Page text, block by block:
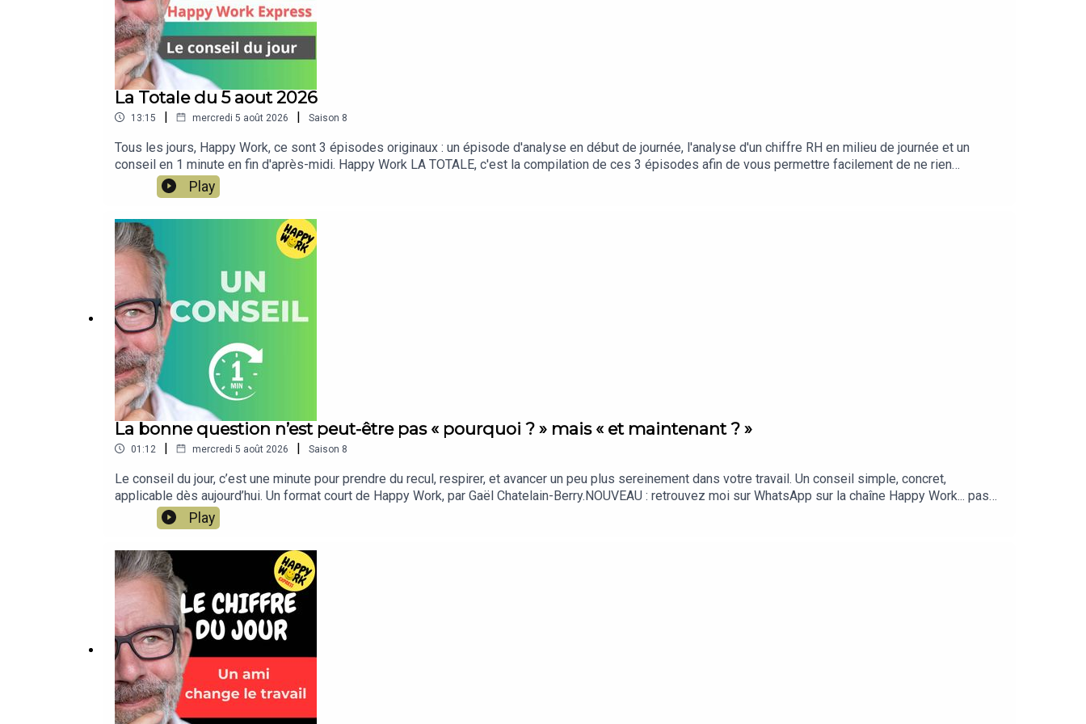
La Totale du 5 aout 2026
13:15 | mercredi 5 août 2026 | Saison 8
Tous les jours, Happy Work, ce sont 3 épisodes originaux : un épisode d'analyse en début de journée, l'analyse d'un chiffre RH en milieu de journée et un
conseil en 1 minute en fin d'après-midi. Happy Work LA TOTALE, c'est la compilation de ces 3 épisodes afin de vous permettre facilement de ne rien
rater.NOUVEAU : retrouvez moi sur WhatsApp sur la chaîne Happy Work... pas de spam, c'est gratuit et il n'y a que du feelgood !!! :
https://whatsapp.com/channel/0029VbBSSbM6BIEm0yskHH2gEt pour retrouver tous mes contenus, tests, articles, vidéos : cliquez iciDÉCOUVREZ MON
Work Express11:46 Le conseil du jour
Play
La bonne question n’est peut-être pas « pourquoi ? » mais « et maintenant ? »
01:12 | mercredi 5 août 2026 | Saison 8
Le conseil du jour, c’est une minute pour prendre du recul, respirer, et avancer un peu plus sereinement dans votre travail. Un conseil simple, concret,
applicable dès aujourd’hui. Un format court de Happy Work, par Gaël Chatelain-Berry.NOUVEAU : retrouvez moi sur WhatsApp sur la chaîne Happy Work... pas
de spam, c'est gratuit et il n'y a que du feelgood !!! : https://whatsapp.com/channel/0029VbBSSbM6BIEm0yskHH2gEt pour retrouver tous mes contenus,
tests, articles, vidéos : www.gchatelain.com
Play